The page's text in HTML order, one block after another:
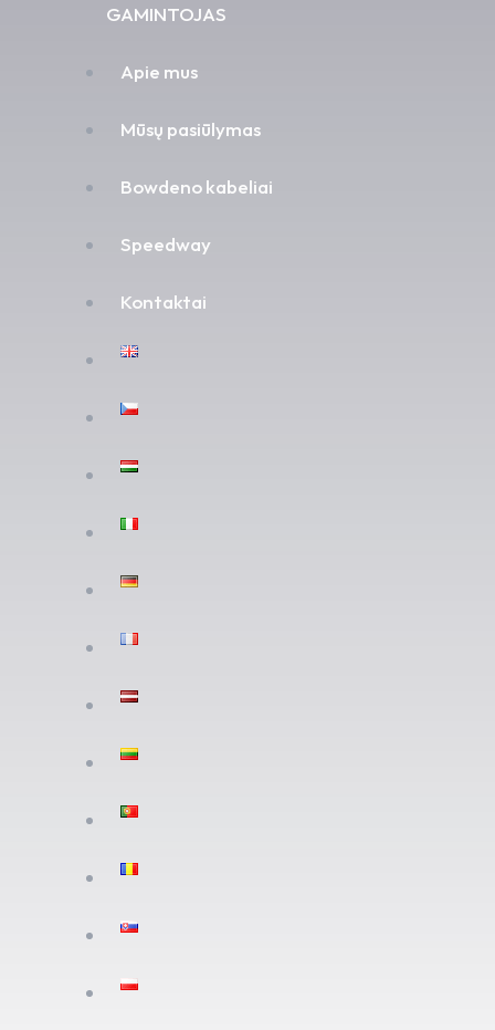
GAMINTOJAS
Apie mus
Mūsų pasiūlymas
Bowdeno kabeliai
Speedway
Kontaktai